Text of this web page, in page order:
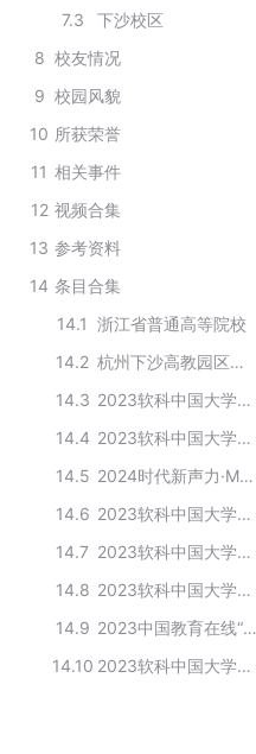
7.3
下沙校区
8 校友情况
9 校园风貌
10 所获荣誉
11 相关事件
12 视频合集
13 参考资料
14 条目合集
14.1 浙江省普通高等院校
14.2
杭州下沙高教园区入驻高校
14.3
2023软科中国大学汉语言文学专业排名
14.4
2023软科中国大学文化产业管理专业排名
14.5
2024时代新声力·M计划配音大赛总决赛举办方
14.6
2023软科中国大学休闲体育专业排名
14.7
2023软科中国大学学前教育专业排名
14.8
2023软科中国大学计算机科学与技术专业排名
14.9
2023中国教育在线“榜样力量”高招宣传创新本科高校
14.10
2023软科中国大学旅游管理专业排名